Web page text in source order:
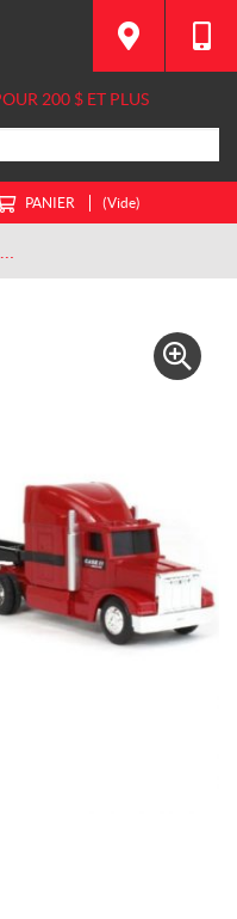
200 $ ET PLUS
PANIER (Vide)